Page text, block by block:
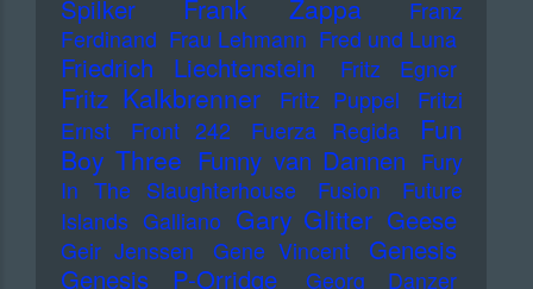
Spilker
Frank Zappa
Franz
Ferdinand Frau Lehmann Fred und Luna
Friedrich Liechtenstein Fritz Egner
Fritz Kalkbrenner Fritz Puppel
Fritzi
Ernst
Front 242 Fuerza Regida
Fun
Boy Three Funny van Dannen Fury
In The Slaughterhouse
Fusion
Future
Islands Galliano Gary Glitter Geese
Geir Jenssen Gene Vincent
Genesis
Genesis P-Orridge
Georg Danzer